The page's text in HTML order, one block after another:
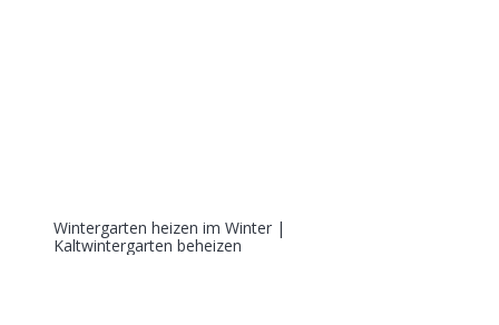
Wintergarten heizen im Winter |
Kaltwintergarten beheizen